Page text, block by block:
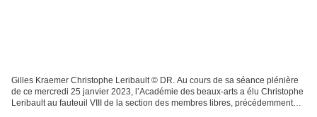
Gilles Kraemer Christophe Leribault © DR. Au cours de sa séance plénière
de ce mercredi 25 janvier 2023, l’Académie des beaux-arts a élu Christophe
Leribault au fauteuil VIII de la section des membres libres, précédemment